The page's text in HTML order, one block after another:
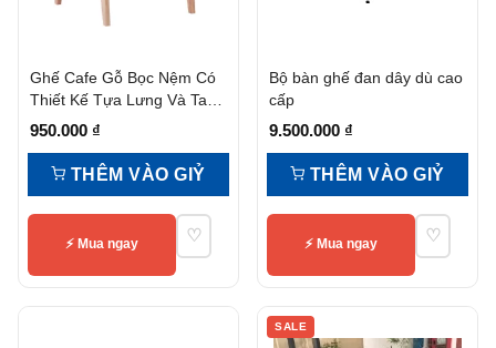
Ghế Cafe Gỗ Bọc Nệm Có
Thiết Kế Tựa Lưng Và Tay
Vịn
950.000 ₫
THÊM VÀO GIỶ
⚡ Mua ngay ♡
Bộ bàn ghế đan dây dù cao
cấp
9.500.000 ₫
THÊM VÀO GIỶ
⚡ Mua ngay ♡
SALE